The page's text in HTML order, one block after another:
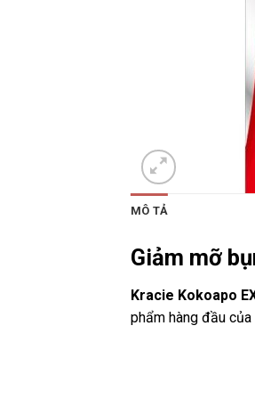
MÔ TẢ
Giảm mỡ
Kracie Kokoapo
phẩm hàng đầu của